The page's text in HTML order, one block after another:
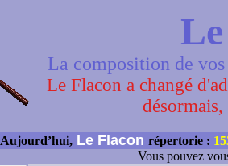
La composition de
Le Flacon a changé
Aujourd’hui, Le Flacon répertorie :
Vous pouvez